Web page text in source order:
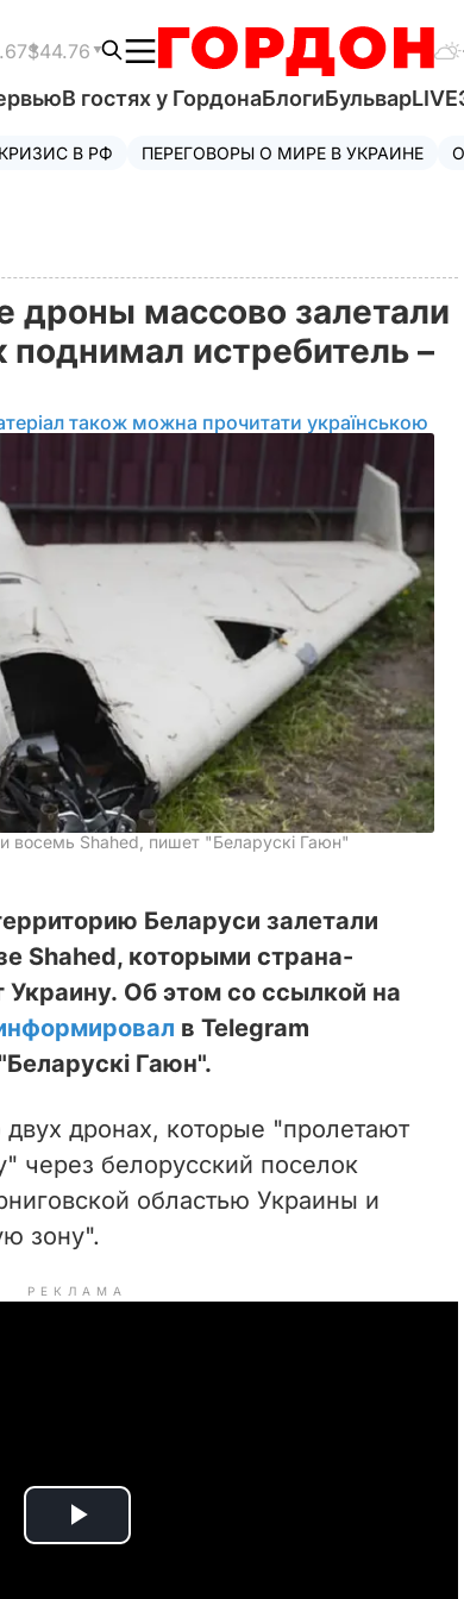
$44.76
В гостях у ГордонаБлогиБульварLIVE
В РФ ПЕРЕГОВОРЫ О МИРЕ В УКРАИНЕ
дроны массово залетали
поднимал истребитель –
також можна прочитати українською
восемь Shahed, пишет "Беларускі Гаюн"
Беларуси залетали
Shahed, которыми страна-
Украину. Об этом со ссылкой на
в Telegram
Гаюн".
двух дронах, которые "пролетают
через белорусский поселок
областью Украины и
зону".
РЕКЛАМА
P